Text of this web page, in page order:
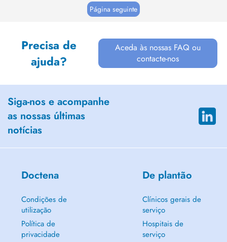
Página seguinte
Precisa de
ajuda?
Aceda às nossas FAQ ou
contacte-nos
Siga-nos e acompanhe
as nossas últimas
notícias
Doctena
Condições de
utilização
Política de
privacidade
De plantão
Clínicos gerais de
serviço
Hospitais de
serviço